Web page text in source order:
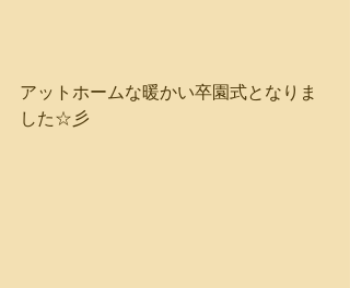
アットホームな暖かい卒園式となりま
した☆彡